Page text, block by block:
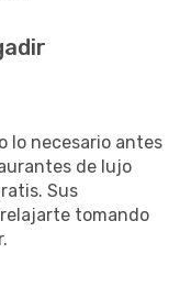
lo necesario antes
de lujo
Sus
tomando